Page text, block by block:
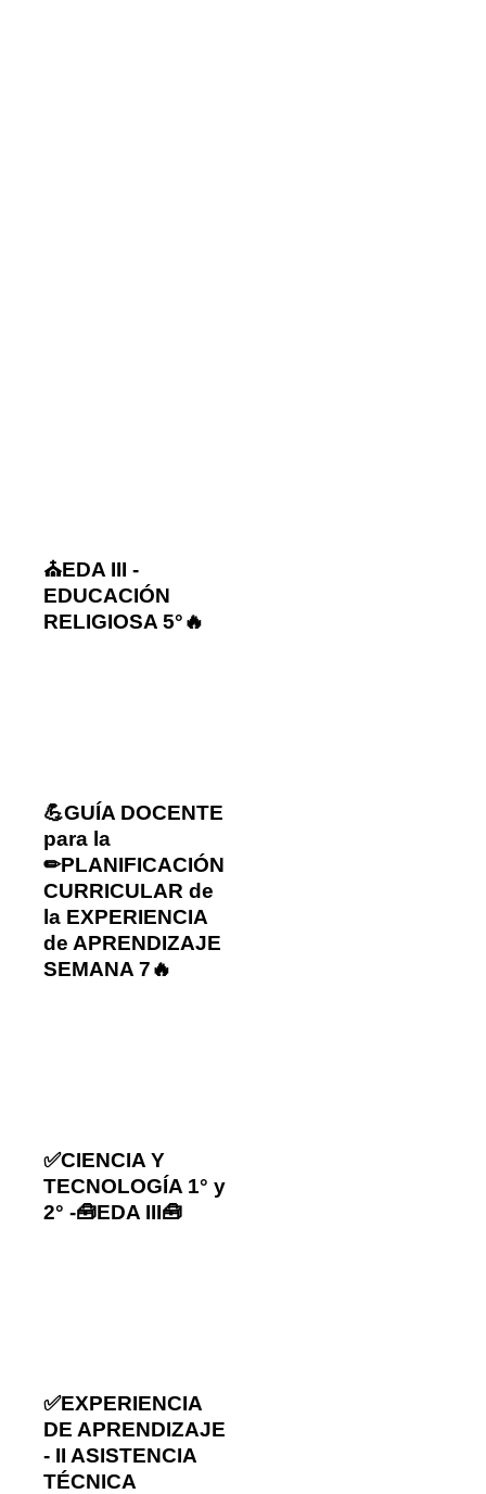
⛪EDA III -
EDUCACIÓN
RELIGIOSA 5°🔥
💪GUÍA DOCENTE
para la
✏PLANIFICACIÓN
CURRICULAR de
la EXPERIENCIA
de APRENDIZAJE
SEMANA 7🔥
✅CIENCIA Y
TECNOLOGÍA 1° y
2° -🧰EDA III🧰
✅EXPERIENCIA
DE APRENDIZAJE
- II ASISTENCIA
TÉCNICA